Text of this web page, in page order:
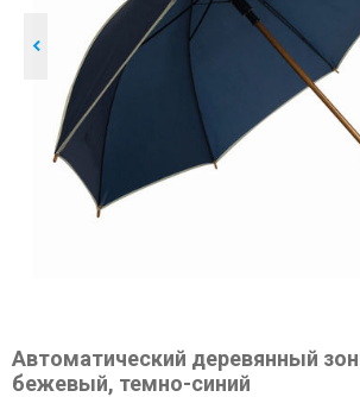
Автоматический деревянный
бежевый, темно-синий